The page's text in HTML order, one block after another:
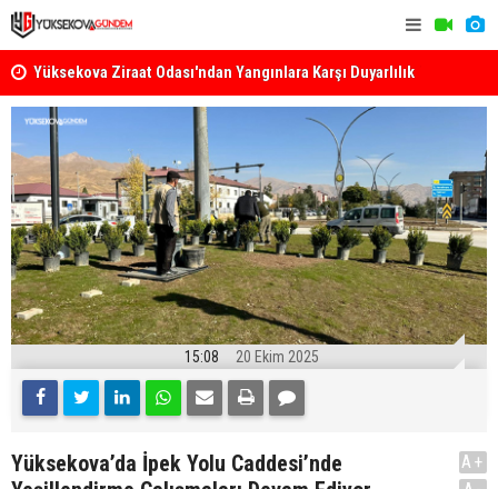
Yüksekova Ziraat Odası'ndan Yangınlara Karşı Duyarlılık
Çağrısı
15:08 20 Ekim 2025
Yüksekova’da İpek Yolu Caddesi’nde
A+